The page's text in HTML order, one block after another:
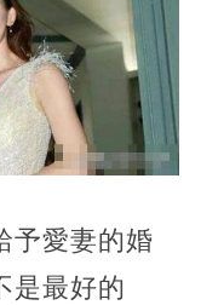
予愛妻的婚
是最好的